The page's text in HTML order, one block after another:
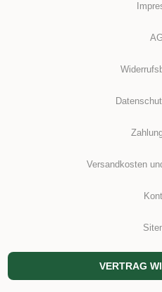
Versandkosten
VERTRAG